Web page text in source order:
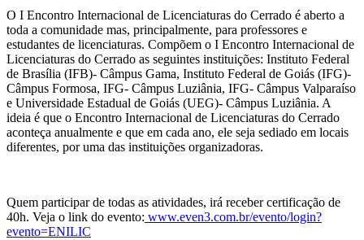
O I Encontro Internacional de Licenciaturas do Cerrado é aberto a
toda a comunidade mas, principalmente, para professores e
estudantes de licenciaturas. Compõem o I Encontro Internacional de
Licenciaturas do Cerrado as seguintes instituições: Instituto Federal
de Brasília (IFB)- Câmpus Gama, Instituto Federal de Goiás (IFG)-
Câmpus Formosa, IFG- Câmpus Luziânia, IFG- Câmpus Valparaíso
e Universidade Estadual de Goiás (UEG)- Câmpus Luziânia. A
ideia é que o Encontro Internacional de Licenciaturas do Cerrado
aconteça anualmente e que em cada ano, ele seja sediado em locais
diferentes, por uma das instituições organizadoras.
Quem participar de todas as atividades, irá receber certificação de
40h. Veja o link do evento: www.even3.com.br/evento/login?
evento=ENILIC